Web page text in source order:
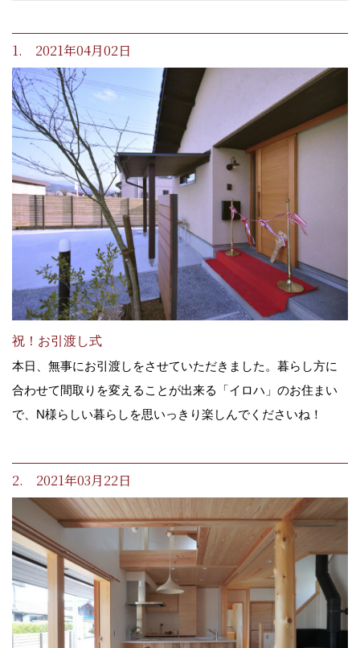
1. 2021年04月02日
祝！お引渡し式
本日、無事にお引渡しをさせていただきました。暮らし方に
合わせて間取りを変えることが出来る「イロハ」のお住まい
で、N様らしい暮らしを思いっきり楽しんでくださいね！
2. 2021年03月22日